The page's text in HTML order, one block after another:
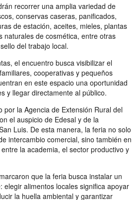
recorrer una amplia variedad de
conservas caseras, panificados,
de estación, aceites, mieles, plantas
naturales de cosmética, entre otras
del trabajo local.
el encuentro busca visibilizar el
cooperativas y pequeños
en este espacio una oportunidad
y llegar directamente al público.
por la Agencia de Extensión Rural del
el auspicio de Edesal y de la
Luis. De esta manera, la feria no solo
intercambio comercial, sino también en
la academia, el sector productivo y
que la feria busca instalar un
elegir alimentos locales significa apoyar
la huella ambiental y garantizar